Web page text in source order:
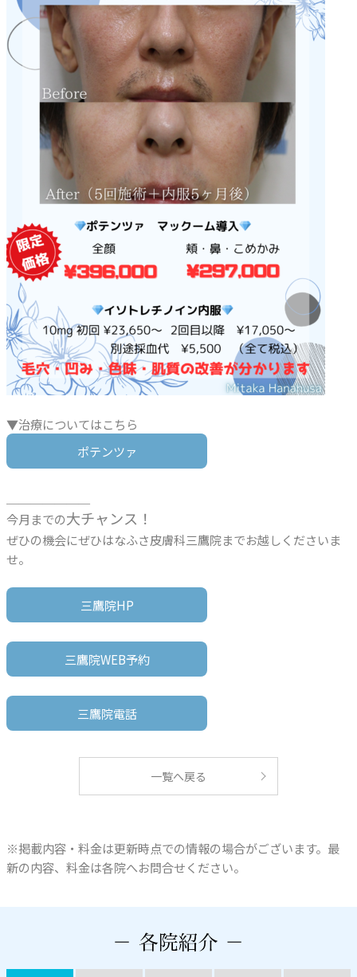
▼治療についてはこちら
ポテンツァ
今月までの大チャンス！
ぜひの機会にぜひはなふさ皮膚科三鷹院までお越しくださいま
せ。
三鷹院HP
三鷹院WEB予約
三鷹院電話
一覧へ戻る
※掲載内容・料金は更新時点での情報の場合がございます。最
新の内容、料金は各院へお問合せください。